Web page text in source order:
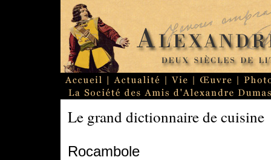
Le grand dictionnaire de cuisine
Rocambole